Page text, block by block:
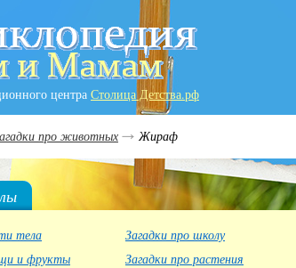
центра Столица Детства.рф
про животных Жираф
тела
и фрукты
Загадки про школу
Загадки про растения